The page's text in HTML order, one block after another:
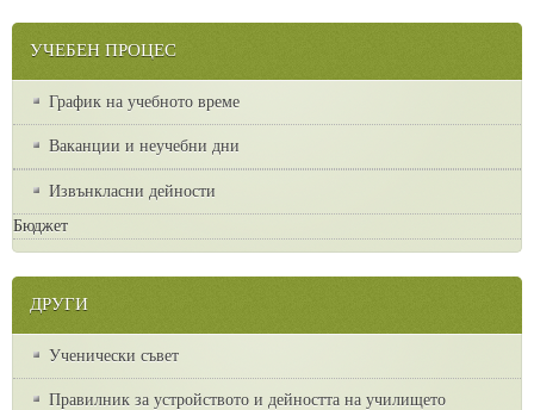
УЧЕБЕН ПРОЦЕС
График на учебното време
Ваканции и неучебни дни
Извънкласни дейности
Бюджет
ДРУГИ
Ученически съвет
Правилник за устройството и дейността на училището